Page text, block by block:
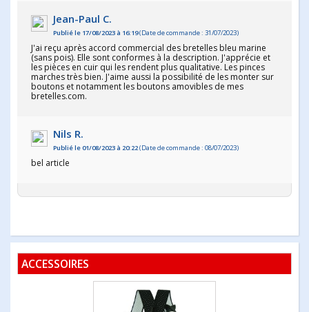
Jean-Paul C.
Publié le 17/08/2023 à 16:19(Date de commande : 31/07/2023)
J'ai reçu après accord commercial des bretelles bleu marine
(sans pois). Elle sont conformes à la description. J'apprécie et
les pièces en cuir qui les rendent plus qualitative. Les pinces
marches très bien. J'aime aussi la possibilité de les monter sur
boutons et notamment les boutons amovibles de mes
bretelles.com.
Nils R.
Publié le 01/08/2023 à 20:22(Date de commande : 08/07/2023)
bel article
ACCESSOIRES